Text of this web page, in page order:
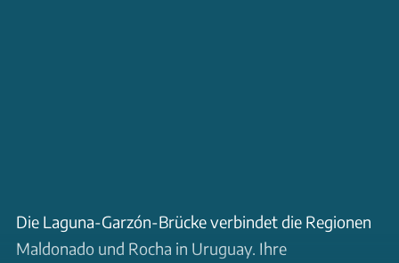
Die Laguna-Garzón-Brücke verbindet die Regionen
Maldonado und Rocha in Uruguay. Ihre